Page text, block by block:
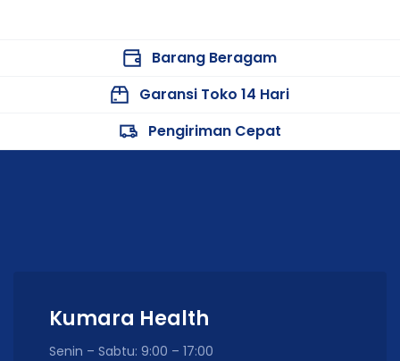
Barang Beragam
Garansi Toko 14 Hari
Pengiriman Cepat
Kumara Health
Senin – Sabtu: 9:00 – 17:00